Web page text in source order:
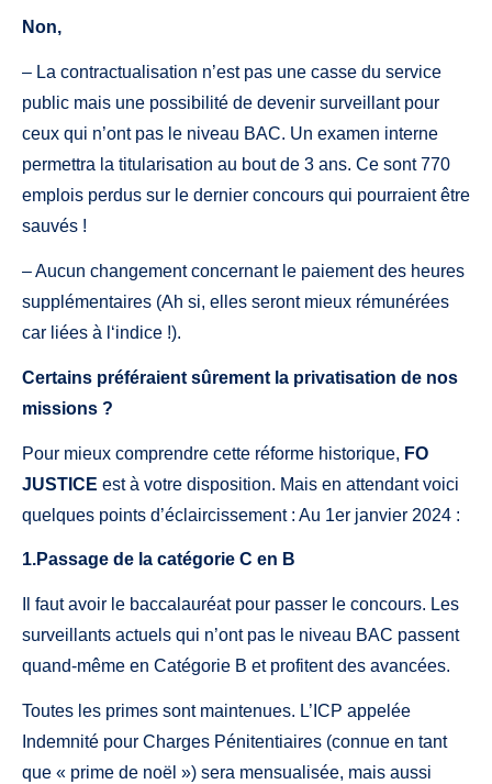
Non,
– La contractualisation n’est pas une casse du service
public mais une possibilité de devenir surveillant pour
ceux qui n’ont pas le niveau BAC. Un examen interne
permettra la titularisation au bout de 3 ans. Ce sont 770
emplois perdus sur le dernier concours qui pourraient être
sauvés !
– Aucun changement concernant le paiement des heures
supplémentaires (Ah si, elles seront mieux rémunérées
car liées à l‘indice !).
Certains préféraient sûrement la privatisation de nos
missions ?
Pour mieux comprendre cette réforme historique, FO
JUSTICE est à votre disposition. Mais en attendant voici
quelques points d’éclaircissement : Au 1er janvier 2024 :
1.Passage de la catégorie C en B
Il faut avoir le baccalauréat pour passer le concours. Les
surveillants actuels qui n’ont pas le niveau BAC passent
quand-même en Catégorie B et profitent des avancées.
Toutes les primes sont maintenues. L’ICP appelée
Indemnité pour Charges Pénitentiaires (connue en tant
que « prime de noël ») sera mensualisée, mais aussi